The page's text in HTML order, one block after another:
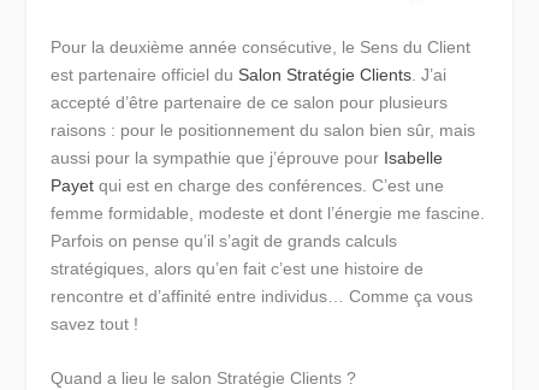
Pour la deuxième année consécutive, le Sens du Client
est partenaire officiel du Salon Stratégie Clients . J’ai
accepté d’être partenaire de ce salon pour plusieurs
raisons : pour le positionnement du salon bien sûr, mais
aussi pour la sympathie que j’éprouve pour Isabelle
Payet qui est en charge des conférences. C’est une
femme formidable, modeste et dont l’énergie me fascine.
Parfois on pense qu’il s’agit de grands calculs
stratégiques, alors qu’en fait c’est une histoire de
rencontre et d’affinité entre individus… Comme ça vous
savez tout !
Quand a lieu le salon Stratégie Clients ?